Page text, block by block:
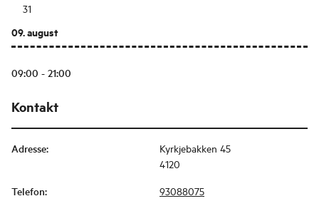
31
09. august
09:00 - 21:00
Kontakt
Adresse:
Kyrkjebakken 45
4120
Telefon: 93088075